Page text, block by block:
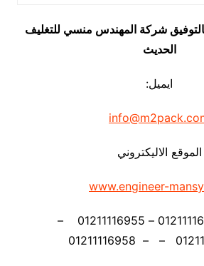
بالتوفيق شركة المهندس منسي للتغليف
الحديث
ايميل:
الموقع الاليكتروني
www.engineer-
موبايل: 01211116954 – 01211116955 –